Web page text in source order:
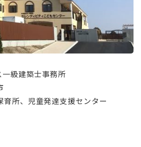
級建築士事務所
所、児童発達支援センター